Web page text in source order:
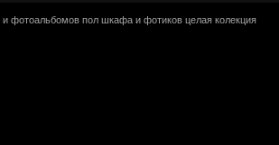
фотоальбомов пол шкафа и фотиков целая колекция